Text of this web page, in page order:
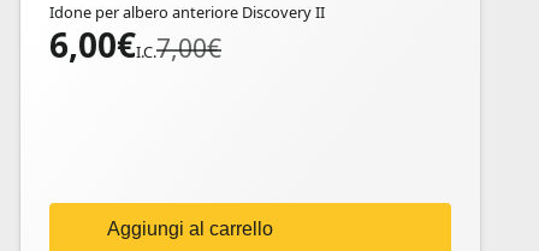
Idone per albero anteriore Discovery II
7,00€
Il
prezzo
6,00€
Il
prezzo
I.C.
Aggiungi al carrello